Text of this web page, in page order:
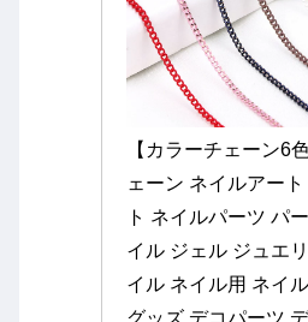
【カラーチェーン6
ェーン ネイルアー
ト ネイルパーツ パ
イル ジェル ジュエ
イル ネイル用 ネイ
グッズ デコパーツ